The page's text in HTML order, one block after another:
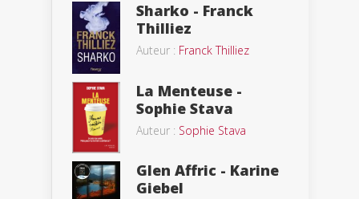
Sharko - Franck
Thilliez
Auteur : Franck Thilliez
La Menteuse -
Sophie Stava
Auteur : Sophie Stava
Glen Affric - Karine
Giebel